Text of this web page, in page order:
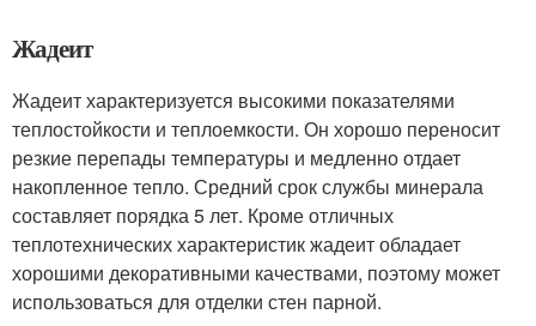
Жадеит
Жадеит характеризуется высокими показателями
теплостойкости и теплоемкости. Он хорошо переносит
резкие перепады температуры и медленно отдает
накопленное тепло. Средний срок службы минерала
составляет порядка 5 лет. Кроме отличных
теплотехнических характеристик жадеит обладает
хорошими декоративными качествами, поэтому может
использоваться для отделки стен парной.